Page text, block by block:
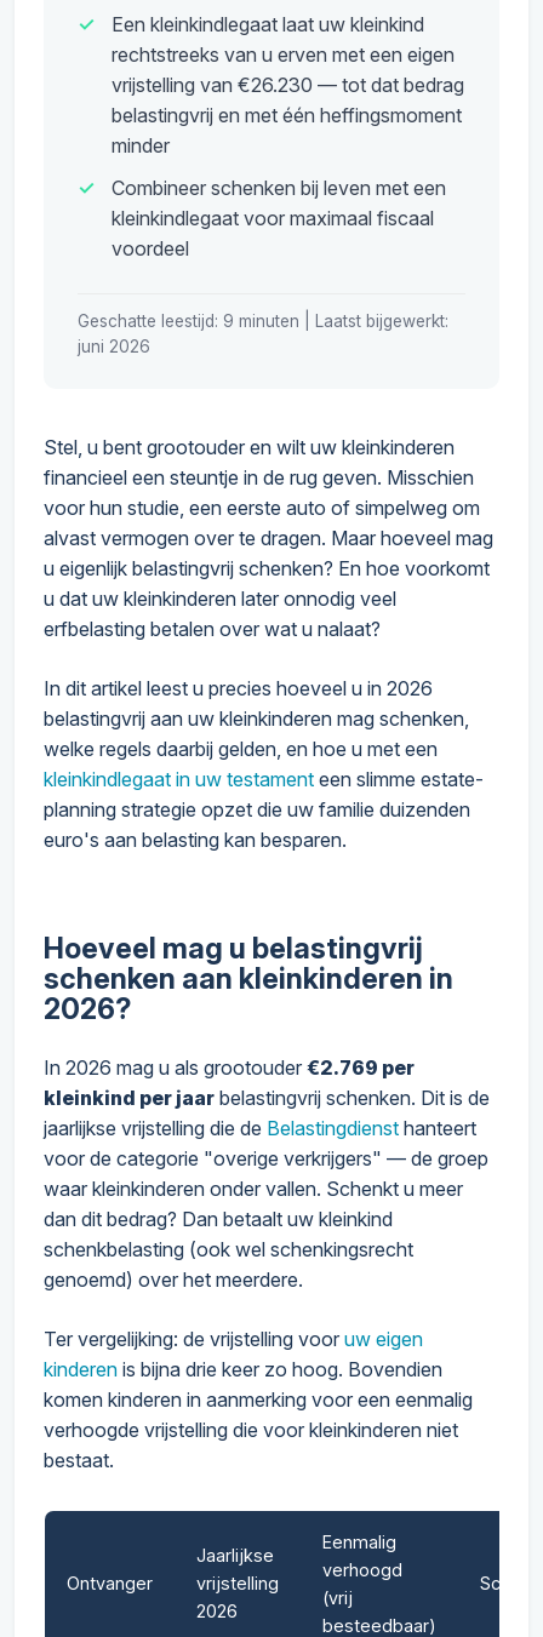
Een kleinkindlegaat laat uw kleinkind
rechtstreeks van u erven met een eigen
vrijstelling van €26.230 — tot dat bedrag
belastingvrij en met één heffingsmoment
minder
Combineer schenken bij leven met een
kleinkindlegaat voor maximaal fiscaal
voordeel
Geschatte leestijd: 9 minuten | Laatst bijgewerkt:
juni 2026
Stel, u bent grootouder en wilt uw kleinkinderen
financieel een steuntje in de rug geven. Misschien
voor hun studie, een eerste auto of simpelweg om
alvast vermogen over te dragen. Maar hoeveel mag
u eigenlijk belastingvrij schenken? En hoe voorkomt
u dat uw kleinkinderen later onnodig veel
erfbelasting betalen over wat u nalaat?
In dit artikel leest u precies hoeveel u in 2026
belastingvrij aan uw kleinkinderen mag schenken,
welke regels daarbij gelden, en hoe u met een
kleinkindlegaat in uw testament een slimme estate-
planning strategie opzet die uw familie duizenden
euro's aan belasting kan besparen.
Hoeveel mag u belastingvrij
schenken aan kleinkinderen in
2026?
In 2026 mag u als grootouder €2.769 per
kleinkind per jaar belastingvrij schenken. Dit is de
jaarlijkse vrijstelling die de Belastingdienst hanteert
voor de categorie "overige verkrijgers" — de groep
waar kleinkinderen onder vallen. Schenkt u meer
dan dit bedrag? Dan betaalt uw kleinkind
schenkbelasting (ook wel schenkingsrecht
genoemd) over het meerdere.
Ter vergelijking: de vrijstelling voor uw eigen
kinderen is bijna drie keer zo hoog. Bovendien
komen kinderen in aanmerking voor een eenmalig
verhoogde vrijstelling die voor kleinkinderen niet
bestaat.
Ontvanger
Jaarlijkse
vrijstelling
2026
Eenmalig
verhoogd
(vrij
besteedbaar)